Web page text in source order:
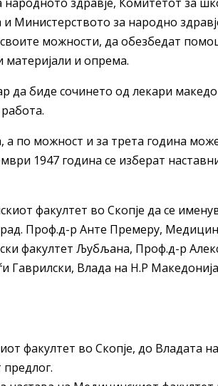
Министерството за народно
можности, да обезбедат
материјали и опрема.
да биде сочинето од лекари
а по можност и за трета година
1947 година се изберат
факултет во Скопје да се
Проф.д-р Анте Премеру,
факултет Љубљана, Проф.д-р
Гаврилски, Влада на Н.Р
факултет во Скопје, до Владата